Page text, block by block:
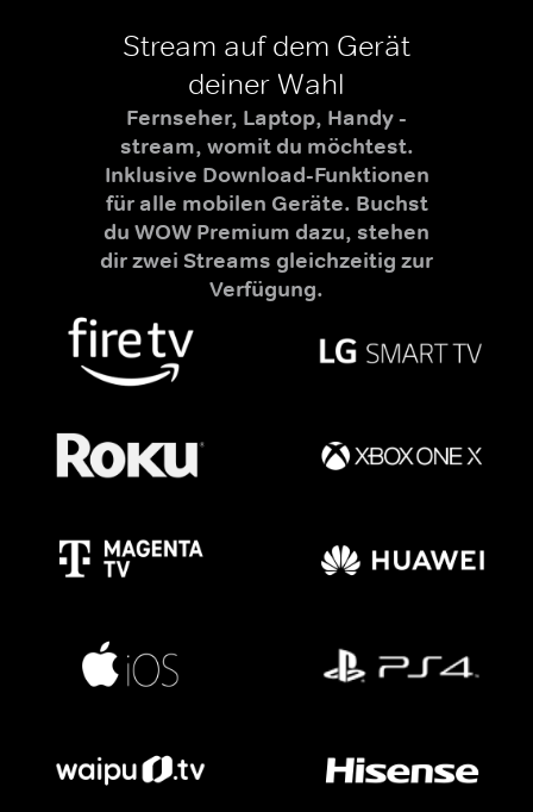
Stream auf dem Gerät
deiner Wahl
Fernseher, Laptop, Handy -
stream, womit du möchtest.
Inklusive Download-Funktionen
für alle mobilen Geräte. Buchst
du WOW Premium dazu, stehen
dir zwei Streams gleichzeitig zur
Verfügung.